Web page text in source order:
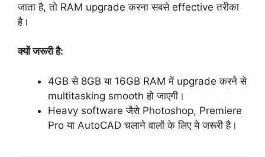
जाता है, तो RAM upgrade करना सबसे effective तरीका
है।
क्यों जरूरी है:
4GB से 8GB या 16GB RAM में upgrade करने से
multitasking smooth हो जाएगी।
Heavy software जैसे Photoshop, Premiere
Pro या AutoCAD चलाने वालों के लिए ये जरूरी है।